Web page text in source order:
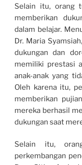
Selain itu, orang
memberikan
dalam belajar.
Dr. Maria
dukungan dan
memiliki prestasi
anak-anak yang
Oleh karena itu,
memberikan
mereka berhasil
dukungan saat
Selain itu,
perkembangan